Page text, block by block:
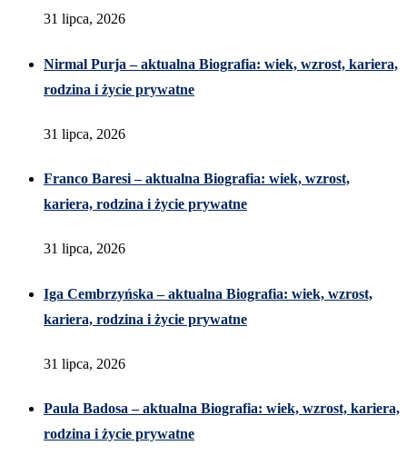
31 lipca, 2026
Nirmal Purja – aktualna Biografia: wiek, wzrost, kariera,
rodzina i życie prywatne
31 lipca, 2026
Franco Baresi – aktualna Biografia: wiek, wzrost,
kariera, rodzina i życie prywatne
31 lipca, 2026
Iga Cembrzyńska – aktualna Biografia: wiek, wzrost,
kariera, rodzina i życie prywatne
31 lipca, 2026
Paula Badosa – aktualna Biografia: wiek, wzrost, kariera,
rodzina i życie prywatne